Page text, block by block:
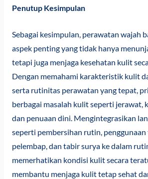
Penutup Kesimpulan
Sebagai kesimpulan, perawatan wajah
aspek penting yang tidak hanya
tetapi juga menjaga kesehatan kulit
Dengan memahami karakteristik kulit
serta rutinitas perawatan yang tepat,
berbagai masalah kulit seperti jerawat,
dan penuaan dini. Mengintegrasikan
seperti pembersihan rutin, penggunaan
pelembap, dan tabir surya ke dalam
memerhatikan kondisi kulit secara
membantu menjaga kulit tetap sehat